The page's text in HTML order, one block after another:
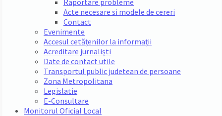
Raportare probleme
Acte necesare si modele de cereri
Contact
Evenimente
Accesul cetățenilor la informații
Acreditare jurnaliști
Date de contact utile
Transportul public judetean de persoane
Zona Metropolitana
Legislatie
E-Consultare
Monitorul Oficial Local